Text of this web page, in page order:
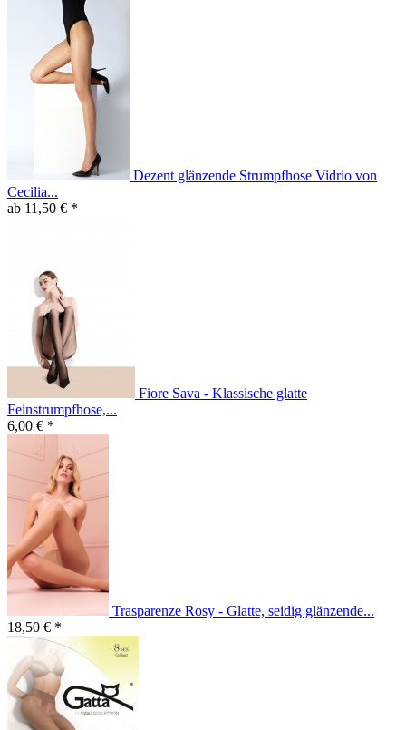
Dezent glänzende Strumpfhose Vidrio von
Cecilia...
ab 11,50 € *
Fiore Sava - Klassische glatte
Feinstrumpfhose,...
6,00 € *
Trasparenze Rosy - Glatte, seidig glänzende...
18,50 € *